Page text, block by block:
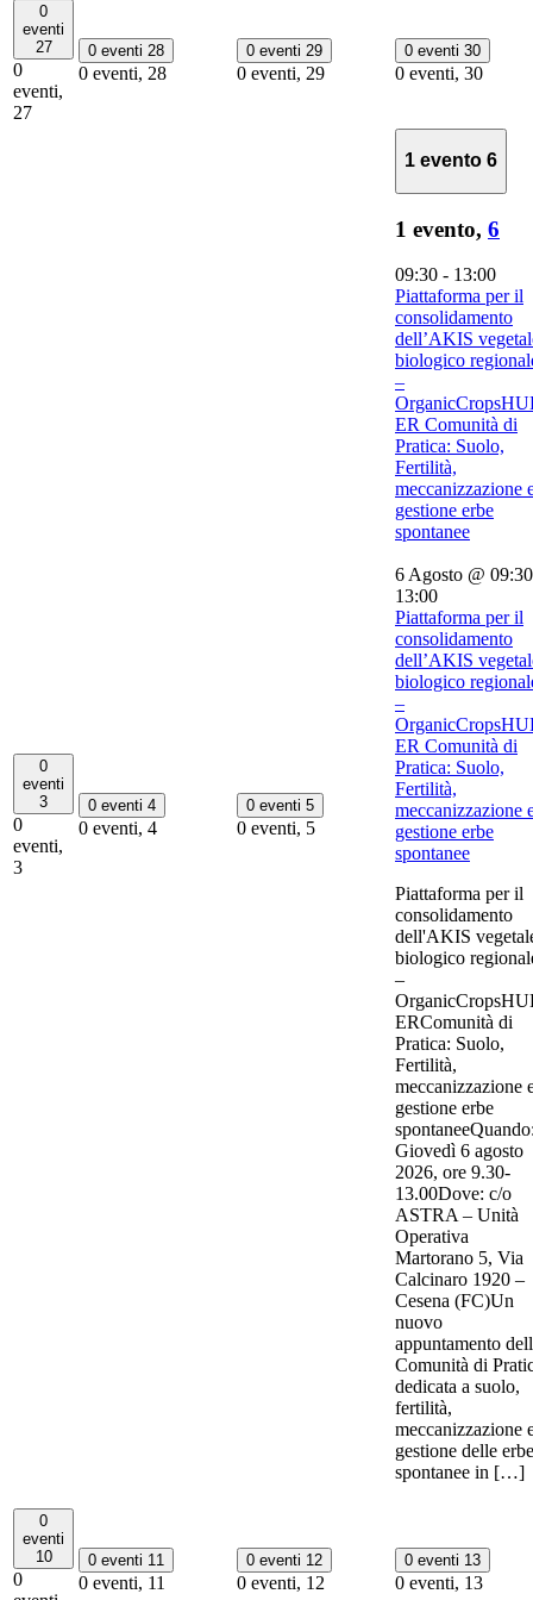
0
eventi
27
0
eventi,
27
0 eventi 28
0 eventi, 28
0 eventi 29
0 eventi, 29
0 eventi 30
0 eventi, 30
0
eventi
3
0
eventi,
3
0 eventi 4
0 eventi, 4
0 eventi 5
0 eventi, 5
1 evento 6
1 evento, 6
09:30 - 13:00
Piattaforma per il
consolidamento
dell’AKIS
biologico
–
ER Comunità di
Pratica: Suolo,
Fertilità,
meccanizzazione
gestione erbe
spontanee
6 Agosto @ 09:30
13:00
Piattaforma per il
consolidamento
dell’AKIS
biologico
–
ER Comunità di
Pratica: Suolo,
Fertilità,
meccanizzazione
gestione erbe
spontanee
Piattaforma per il
consolidamento
dell'AKIS
biologico
–
ERComunità di
Pratica: Suolo,
Fertilità,
meccanizzazione
gestione erbe
Giovedì 6 agosto
2026, ore 9.30-
13.00Dove: c/o
ASTRA – Unità
Operativa
Martorano 5, Via
Calcinaro 1920 –
Cesena (FC)Un
nuovo
appuntamento
Comunità di
dedicata a suolo,
fertilità,
meccanizzazione
gestione delle erbe
spontanee in […]
0
eventi
10
0
0 eventi 11
0 eventi, 11
0 eventi 12
0 eventi, 12
0 eventi 13
0 eventi, 13